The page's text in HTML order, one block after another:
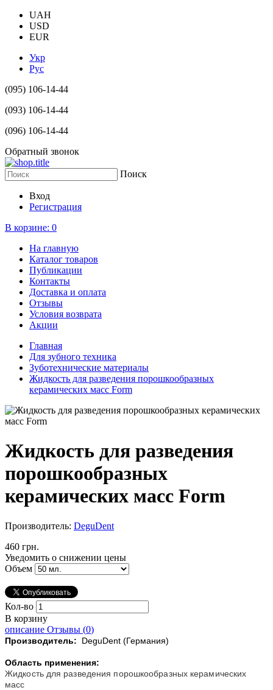
UAH
USD
EUR
Укр
Рус
(095) 106-14-44
(093) 106-14-44
(096) 106-14-44
Обратный звонок
Поиск
Вход
Регистрация
В корзине: 0
На главную
Каталог товаров
Публикации
Контакты
Доставка и оплата
Отзывы
Условия возврата
Акции
Главная
Для зубного техника
Зуботехнические материалы
Жидкость для разведения порошкообразных
керамических масс Form
Жидкость для разведения
порошкообразных
керамических масс Form
Производитель: DeguDent
460 грн.
Уведомить о снижении цены
Объем
Кол-во
В корзину
описание Отзывы (0)
Производитель: DeguDent (Германия)
Область применения:
Жидкость для разведения порошкообразных керамических
масс